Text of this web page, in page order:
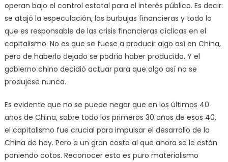
operan bajo el control estatal para el interés público. Es decir:
se atajó la especulación, las burbujas financieras y todo lo
que es responsable de las crisis financieras cíclicas en el
capitalismo. No es que se fuese a producir algo así en China,
pero de haberlo dejado se podría haber producido. Y el
gobierno chino decidió actuar para que algo así no se
produjese nunca.
Es evidente que no se puede negar que en los últimos 40
años de China, sobre todo los primeros 30 años de esos 40,
el capitalismo fue crucial para impulsar el desarrollo de la
China de hoy. Pero a un gran costo al que ahora se le están
poniendo cotos. Reconocer esto es puro materialismo